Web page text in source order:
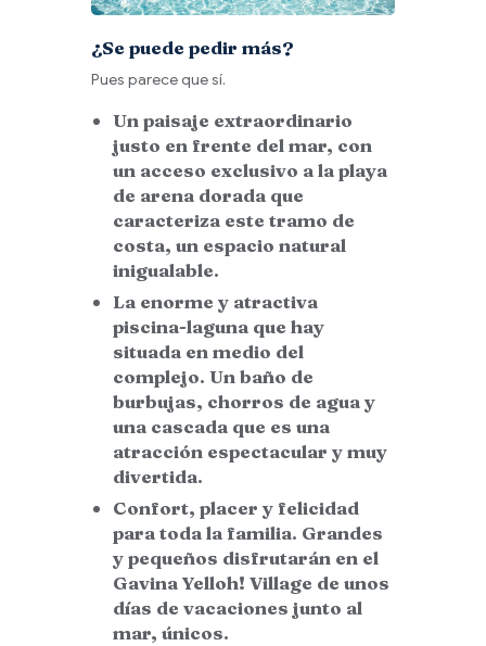
¿Se puede pedir más?
Pues parece que sí.
Un paisaje extraordinario
justo en frente del mar, con
un acceso exclusivo a la playa
de arena dorada que
caracteriza este tramo de
costa, un espacio natural
inigualable.
La enorme y atractiva
piscina-laguna que hay
situada en medio del
complejo. Un baño de
burbujas, chorros de agua y
una cascada que es una
atracción espectacular y muy
divertida.
Confort, placer y felicidad
para toda la familia. Grandes
y pequeños disfrutarán en el
Gavina Yelloh! Village de unos
días de vacaciones junto al
mar, únicos.